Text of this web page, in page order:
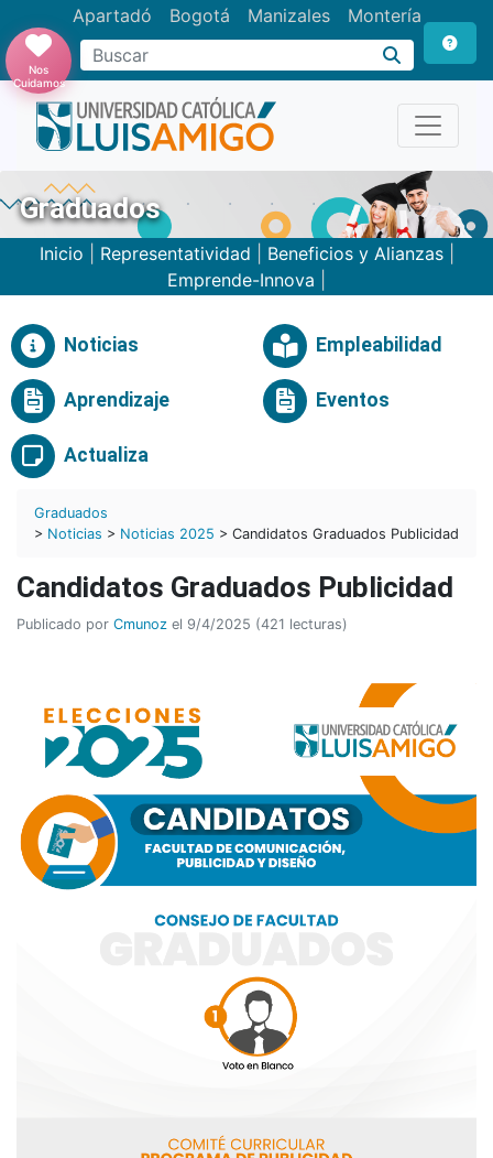
Apartadó Bogotá Manizales Montería
Buscar
Nos
Cuidamos
Graduados
Inicio Representatividad Beneficios y Alianzas|
Emprende-Innova
Noticias Empleabilidad
Aprendizaje Eventos
Actualiza
Graduados
> Noticias > Noticias 2025 > Candidatos Graduados Publicidad
Candidatos Graduados Publicidad
Publicado por Cmunoz el 9/4/2025 (421 lecturas)